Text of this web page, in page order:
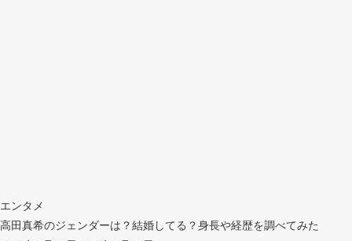
エンタメ
高田真希のジェンダーは？結婚してる？身長や経歴を調べてみた